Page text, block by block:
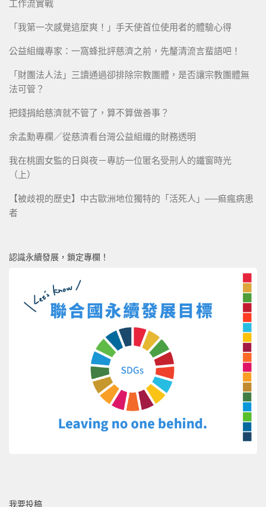
工作流實戰
「我第一次感覺這麼爽！」手天使首位使用者的體驗心得
公益組織專家：一窩蜂批評慈濟之前，先釐清流言蜚語吧！
「財團法人法」三讀通過卻排除宗教團體，是否讓宗教團體無
法可管？
把錢捐給慈濟就不管了，算不算做善事？
余孟勳專欄／從慈濟看台灣公益組織的財務透明
我在桃園女監的日與夜－專訪一位匿名受刑人的鐵窗時光
（上）
【被歧視的歷史】中古歐洲地位獨特的「活死人」──痲瘋病患
者
認識永續發展，鎖定專欄！
我要投稿